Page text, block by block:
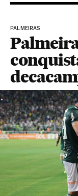
PALMEIRAS